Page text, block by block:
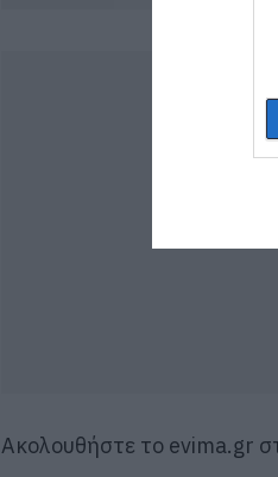
Ακολουθήστε το evima.gr